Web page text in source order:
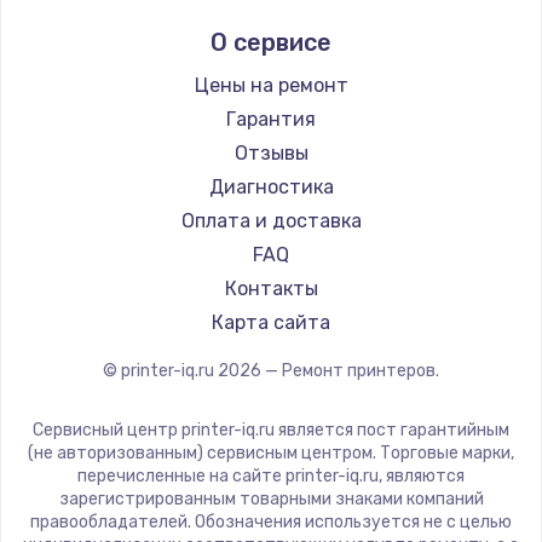
Замена электроконфорки
1300 руб.
Заказать
Техобслуживание
900 руб.
Заказать
Установка / подключение / демонтаж
1300 руб.
Прошивка
1400 руб.
Kodak
Lexmark
Sharp
TSC
Fujitsu
Godex
О сервисе
Цены на ремонт
Гарантия
Отзывы
Диагностика
Оплата и доставка
FAQ
Контакты
Карта сайта
© printer-iq.ru 2026 — Ремонт принтеров.
Сервисный центр printer-iq.ru является пост гарантийным
(не авторизованным) сервисным центром. Торговые марки,
перечисленные на сайте printer-iq.ru, являются
зарегистрированным товарными знаками компаний
правообладателей. Обозначения используется не с целью